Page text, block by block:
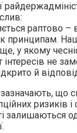
раптово –
принципам.
у якому
не
й
що
ризиків
залишаються